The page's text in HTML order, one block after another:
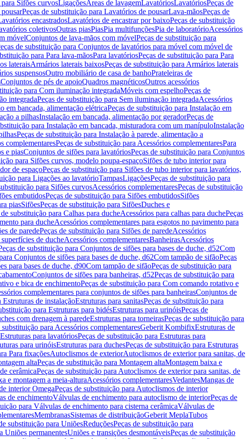
Sifões curvosLigaçõesÁreas de lavagemLavatóriosLavatóriosPeças de
Peças de substituição para Lavatórios de pousarLava-mãosPeças de
encastradosLavatórios de encastrar por baixoPeças de substituição
coletivosOutras piasPiasPia multifunçõesPia de laboratórioAcessórios
móvelConjuntos de lava-mãos com móvelPeças de substituição para
de substituição para Conjuntos de lavatórios para móvel com móvel de
para Para lava-mãosPara lavatóriosPeças de substituição para Para
lateraisArmários laterais baixosPeças de substituição para Armários laterais
suspensosOutro mobiliário de casa de banhoPrateleiras de
Conjuntos de pés de apoioQuadros magnéticosOutros acessórios
para Com iluminação integradaMóveis com espelhoPeças de
integradaPeças de substituição para Sem iluminação integradaAcessórios
em bancada, alimentação elétricaPeças de substituição para Instalação em
a pilhasInstalação em bancada, alimentação por geradorPeças de
para Instalação em bancada, misturadora com um manípuloInstalação
Peças de substituição para Instalação à parede, alimentação a
complementaresPeças de substituição para Acessórios complementaresPara
e piasConjuntos de sifões para lavatóriosPeças de substituição para Conjuntos
para Sifões curvos, modelo poupa-espaçoSifões de tubo interior para
de espaçoPeças de substituição para Sifões de tubo interior para lavatórios,
para Ligações ao lavatórioTampasLigaçõesPeças de substituição para
para Sifões curvosAcessórios complementaresPeças de substituição
embutidosPeças de substituição para Sifões embutidosSifões
piasSifõesPeças de substituição para SifõesDuches e
de substituição para Calhas para ducheAcessórios para calhas para duchePeças
para ducheAcessórios complementares para esgotos no pavimento para
de paredePeças de substituição para Sifões de paredeAcessórios
de ducheAcessórios complementaresBanheirasAcessórios
de substituição para Conjuntos de sifões para bases de duche, d52Com
Conjuntos de sifões para bases de duche, d62Com tampão de sifãoPeças
para bases de duche, d90Com tampão de sifãoPeças de substituição para
Conjuntos de sifões para banheiras, d52Peças de substituição para
e bica de enchimentoPeças de substituição para Com comando rotativo e
complementares para conjuntos de sifões para banheirasConjuntos de
Estruturas de instalaçãoEstruturas para sanitasPeças de substituição para
para Estruturas para bidésEstruturas para urinóisPeças de
com drenagem à paredeEstruturas para torneirasPeças de substituição para
substituição para Acessórios complementaresGeberit KombifixEstruturas de
Estruturas para lavatóriosPeças de substituição para Estruturas para
para urinóisEstruturas para duchesPeças de substituição para Estruturas
Para fixaçõesAutoclismos de exteriorAutoclismos de exterior para sanitas, de
altaPeças de substituição para Montagem altaMontagem baixa e
cerâmicaPeças de substituição para Autoclismos de exterior para sanitas, de
e montagem a meia-alturaAcessórios complementaresVedantesMangas de
interior OmegaPeças de substituição para Autoclismos de interior
de enchimentoVálvulas de enchimento para autoclismo de interiorPeças de
para Válvulas de enchimento para cisterna cerâmicaVálvulas de
MembranasSistemas de distribuiçãoGeberit MeplaTubos
substituição para UniõesReduçõesPeças de substituição para
Uniões permanentesUniões e transições desmontáveisPeças de substituição